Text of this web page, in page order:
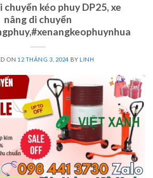
chuyển kéo phuy DP25, xe
nâng di chuyển
ON 12 THÁNG 3, 2024 BYLINH